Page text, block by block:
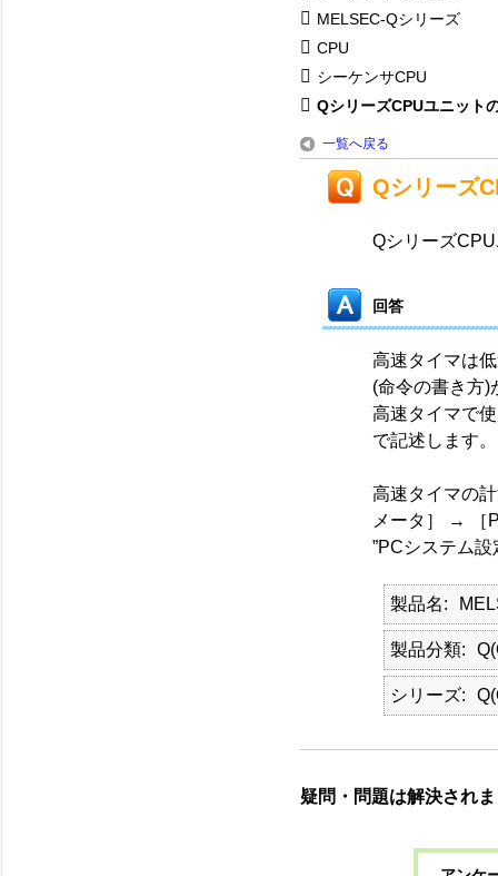
MELSEC-Qシリーズ
CPU
シーケンサCPU
QシリーズCPUユニット
一覧へ戻る
Qシリーズ
Qシリーズ
回答
高速タイマは
(命令の書き方)
高速タイマで
で記述します。
高速タイマの
メータ］ → ［
”PCシステム設
製品名
製品分類
シリーズ
疑問・問題は解決され